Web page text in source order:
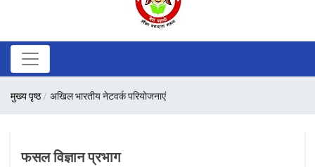
पग
मुख्य पृष्ठ अखिल भारतीय नेटवर्क परियोजनाएं
फसल विज्ञान प्रभाग